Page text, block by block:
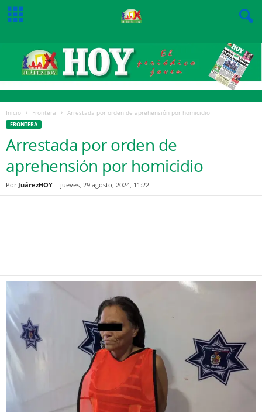
Inicio Frontera Arrestada por orden de aprehensión por homicidio
FRONTERA
Arrestada por orden de
aprehensión por homicidio
Por JuárezHOY - jueves, 29 agosto, 2024, 11:22